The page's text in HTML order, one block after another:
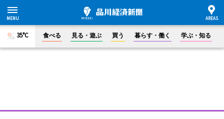
35°C 食べる 見る・遊ぶ 買う 暮らす・働く 学ぶ・知る